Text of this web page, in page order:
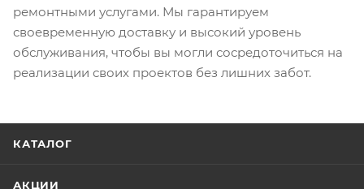
ремонтными услугами. Мы гарантируем
своевременную доставку и высокий уровень
обслуживания, чтобы вы могли сосредоточиться на
реализации своих проектов без лишних забот.
КАТАЛОГ
АКЦИИ